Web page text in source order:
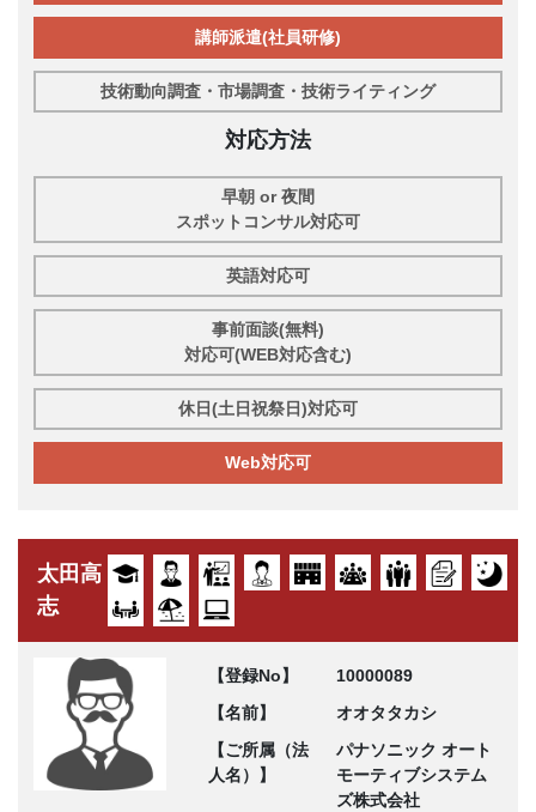
講師派遣(社員研修)
技術動向調査・市場調査・技術ライティング
対応方法
早朝 or 夜間
スポットコンサル対応可
英語対応可
事前面談(無料)
対応可(WEB対応含む)
休日(土日祝祭日)対応可
Web対応可
太田高
志
【登録No】
10000089
【名前】
オオタタカシ
【ご所属（法
人名）】
パナソニック オート
モーティブシステム
ズ株式会社